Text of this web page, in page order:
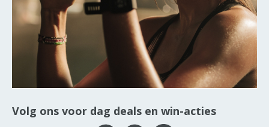
Volg ons voor dag deals en win-acties